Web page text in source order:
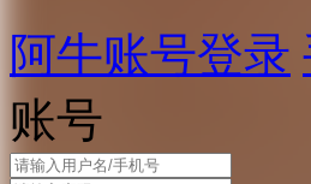
阿牛账号登录
账号